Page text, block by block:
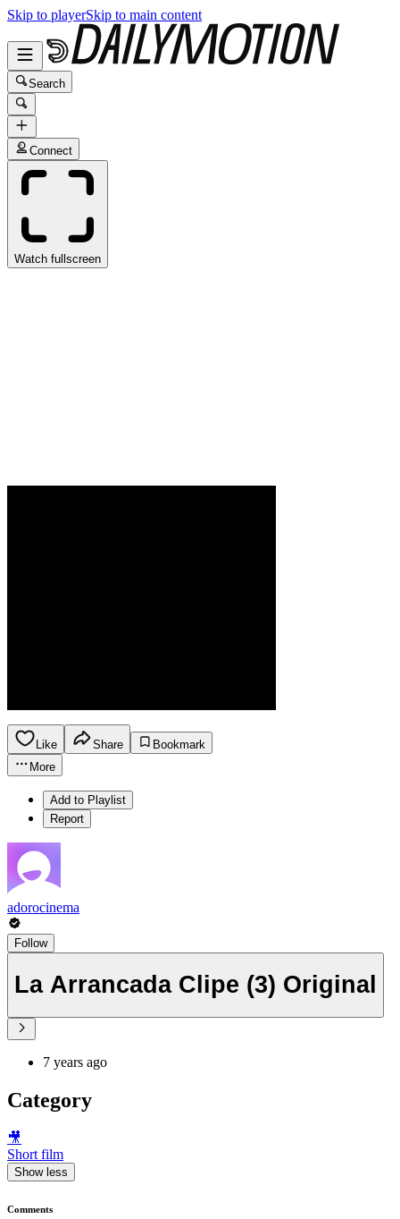
Skip to playerSkip to main content
Search
Connect
Watch fullscreen
Like Share
Bookmark
More
Add to Playlist
Report
adorocinema
Follow
La Arrancada Clipe (3) Original
7 years ago
Category
🎥
Short film
Show less
Comments